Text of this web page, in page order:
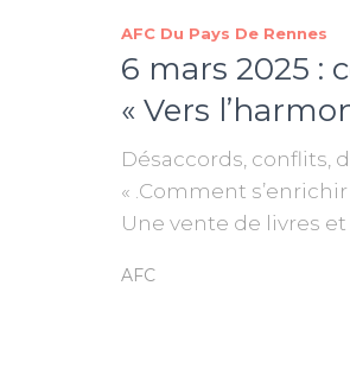
AFC Du Pays De Rennes
6 mars 2025 :
« Vers
Désaccords, conflits,
« .Comment
Une vente de livres
AFC